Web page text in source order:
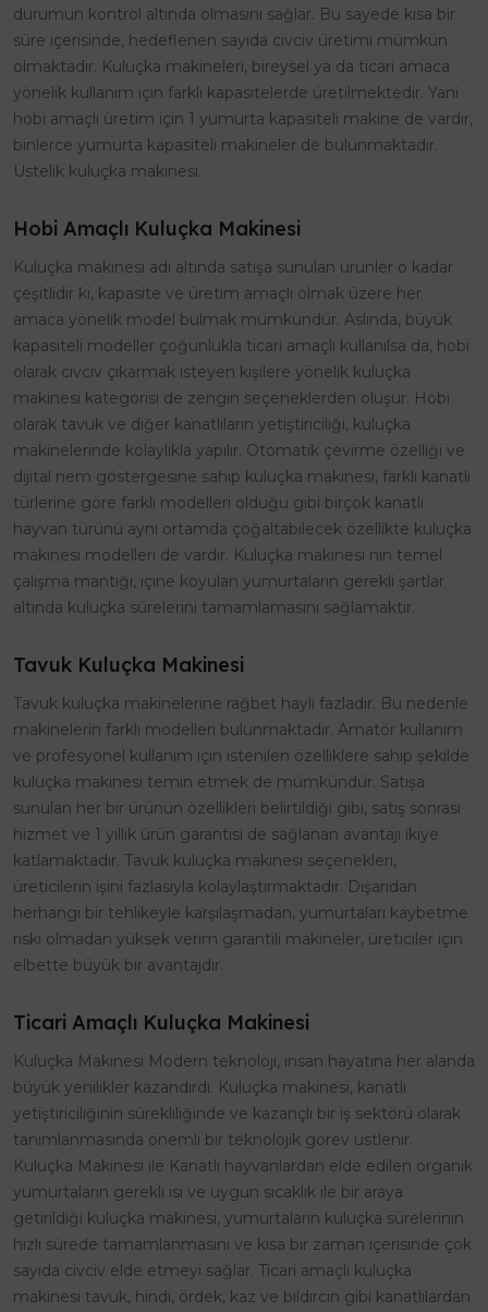
durumun kontrol altında olmasını sağlar. Bu sayede kısa bir
süre içerisinde, hedeflenen sayıda civciv üretimi mümkün
olmaktadır. Kuluçka makineleri, bireysel ya da ticari amaca
yönelik kullanım için farklı kapasitelerde üretilmektedir. Yani
hobi amaçlı üretim için 1 yumurta kapasiteli makine de vardır,
binlerce yumurta kapasiteli makineler de bulunmaktadır.
Üstelik kuluçka makinesi.
Hobi Amaçlı Kuluçka Makinesi
Kuluçka makinesi adı altında satışa sunulan ürünler o kadar
çeşitlidir ki, kapasite ve üretim amaçlı olmak üzere her
amaca yönelik model bulmak mümkündür. Aslında, büyük
kapasiteli modeller çoğunlukla ticari amaçlı kullanılsa da, hobi
olarak civciv çıkarmak isteyen kişilere yönelik kuluçka
makinesi kategorisi de zengin seçeneklerden oluşur. Hobi
olarak tavuk ve diğer kanatlıların yetiştiriciliği, kuluçka
makinelerinde kolaylıkla yapılır. Otomatik çevirme özelliği ve
dijital nem göstergesine sahip kuluçka makinesi, farklı kanatlı
türlerine göre farklı modelleri olduğu gibi birçok kanatlı
hayvan türünü aynı ortamda çoğaltabilecek özellikte kuluçka
makinesi modelleri de vardır. Kuluçka makinesi nin temel
çalışma mantığı, içine koyulan yumurtaların gerekli şartlar
altında kuluçka sürelerini tamamlamasını sağlamaktır.
Tavuk Kuluçka Makinesi
Tavuk kuluçka makinelerine rağbet hayli fazladır. Bu nedenle
makinelerin farklı modelleri bulunmaktadır. Amatör kullanım
ve profesyonel kullanım için istenilen özelliklere sahip şekilde
kuluçka makinesi temin etmek de mümkündür. Satışa
sunulan her bir ürünün özellikleri belirtildiği gibi, satış sonrası
hizmet ve 1 yıllık ürün garantisi de sağlanan avantajı ikiye
katlamaktadır. Tavuk kuluçka makinesi seçenekleri,
üreticilerin işini fazlasıyla kolaylaştırmaktadır. Dışarıdan
herhangi bir tehlikeyle karşılaşmadan, yumurtaları kaybetme
riski olmadan yüksek verim garantili makineler, üreticiler için
elbette büyük bir avantajdır.
Ticari Amaçlı Kuluçka Makinesi
Kuluçka Makinesi Modern teknoloji, insan hayatına her alanda
büyük yenilikler kazandırdı. Kuluçka makinesi, kanatlı
yetiştiriciliğinin sürekliliğinde ve kazançlı bir iş sektörü olarak
tanımlanmasında önemli bir teknolojik görev üstlenir.
Kuluçka Makinesi ile Kanatlı hayvanlardan elde edilen organik
yumurtaların gerekli ısı ve uygun sıcaklık ile bir araya
getirildiği kuluçka makinesi, yumurtaların kuluçka sürelerinin
hızlı sürede tamamlanmasını ve kısa bir zaman içerisinde çok
sayıda civciv elde etmeyi sağlar. Ticari amaçlı kuluçka
makinesi tavuk, hindi, ördek, kaz ve bıldırcın gibi kanatlılardan